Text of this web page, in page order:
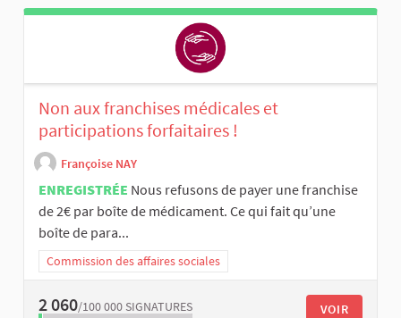
Non aux franchises médicales et
participations forfaitaires !
Françoise NAY
ENREGISTRÉE Nous refusons de payer une franchise
de 2€ par boîte de médicament. Ce qui fait qu’une
boîte de para...
Commission des affaires sociales
2 060/100 000 SIGNATURES VOIR